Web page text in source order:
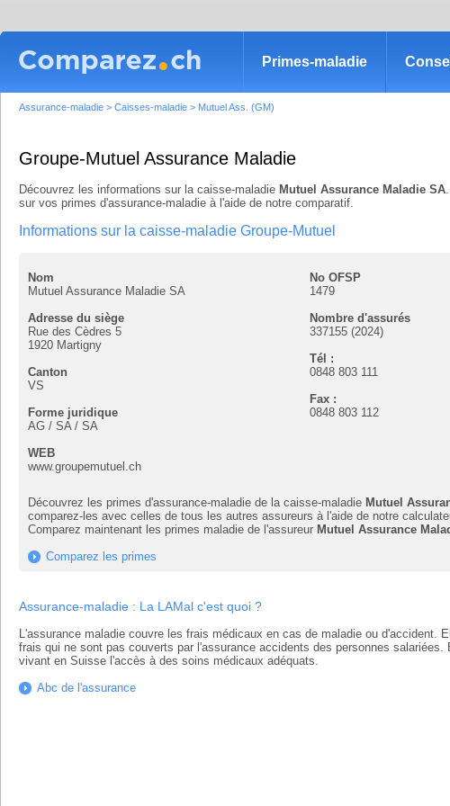
Primes-maladie
Assurance-maladie > Caisses-maladie > Mutuel Ass. (GM)
Groupe-Mutuel Assurance Maladie
Découvrez les informations sur la caisse-maladie Mutuel Assurance Maladie SA
sur vos primes d'assurance-maladie à l'aide de notre comparatif.
Informations sur la caisse-maladie Groupe-Mutuel
Nom
Mutuel Assurance Maladie SA
Adresse du siège
Rue des Cèdres 5
1920 Martigny
Canton
VS
Forme juridique
AG / SA / SA
WEB
www.groupemutuel.ch
No OFSP
1479
Nombre d'assurés
337155 (2024)
Tél :
0848 803 111
Fax :
0848 803 112
Découvrez les primes d'assurance-maladie de la caisse-maladie Mutuel
comparez-les avec celles de tous les autres assureurs à l'aide de notre
Comparez maintenant les primes maladie de l'assureur Mutuel Assurance
Comparez les primes
Assurance-maladie : La LAMal c'est quoi ?
L'assurance maladie couvre les frais médicaux en cas de maladie ou d'accident.
frais qui ne sont pas couverts par l'assurance accidents des personnes salariées.
vivant en Suisse l'accès à des soins médicaux adéquats.
Abc de l'assurance